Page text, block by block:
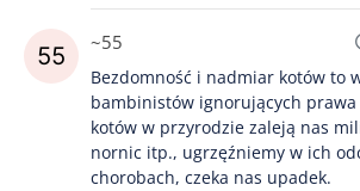
~55
Bezdomność i nadmiar kotów to
bambinistów ignorujących prawa
kotów w przyrodzie zaleją nas
nornic itp., ugrzęźniemy w ich
chorobach, czeka nas upadek.